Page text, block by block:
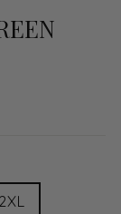
2XL